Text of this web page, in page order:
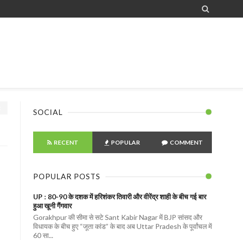

SOCIAL
RECENT POPULAR COMMENT
POPULAR POSTS
UP : 80-90 के दशक में हरिशंकर तिवारी और वीरेंद्र शाही के बीच गई बार
हुआ खूनी गैंगवार
Gorakhpur की सीमा से सटे Sant Kabir Nagar में BJP सांसद और
विधायक के बीच हुए “जूता कांड” के बाद अब Uttar Pradesh के पूर्वांचल में
60 सा...